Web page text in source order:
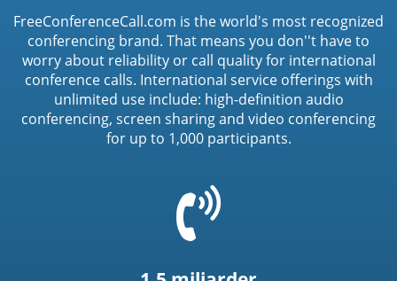
FreeConferenceCall.com is the world's most recognized
conferencing brand. That means you don''t have to
worry about reliability or call quality for international
conference calls. International service offerings with
unlimited use include: high-definition audio
conferencing, screen sharing and video conferencing
for up to 1,000 participants.
t('common.phone_icon')